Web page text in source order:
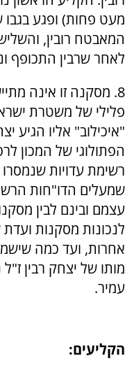
מעט פחות) ופגע בגבו
המאבטח רובין,
לאחר שרבין התכופף
8. מסקנה זו אינה
פלילי של משטרת
"איכילוב" אליו הגיע
הפתולוגי של המכון
רשימת עדויות
שמעלים הדו"חות
עצמם ובינם לבין
לנכונות מסקנות
אחרות, ועד כמה
מותו של יצחק רבין
עמיר.
הקליעים: